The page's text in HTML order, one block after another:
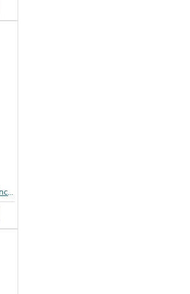
S-Box Ekstra İnce Prezervatif 12li Paket